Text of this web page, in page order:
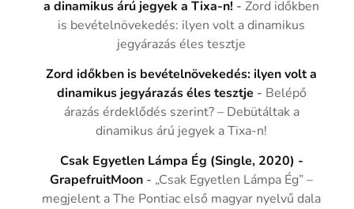
a dinamikus árú jegyek a Tixa-n! -Zord időkben
is bevételnövekedés: ilyen volt a dinamikus
jegyárazás éles tesztje
Zord időkben is bevételnövekedés: ilyen volt a
dinamikus jegyárazás éles tesztje - Belépő
árazás érdeklődés szerint? – Debütáltak a
dinamikus árú jegyek a Tixa-n!
Csak Egyetlen Lámpa Ég (Single, 2020) -
GrapefruitMoon - „Csak Egyetlen Lámpa Ég” –
megjelent a The Pontiac első magyar nyelvű dala